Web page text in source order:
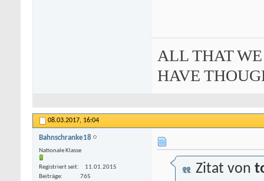
ALL THAT
HAVE
08.03.2017, 16:04
Bahnschranke18
Nationale Klasse
Registriert seit
11.01.2015
Beiträge
765 Zitat von